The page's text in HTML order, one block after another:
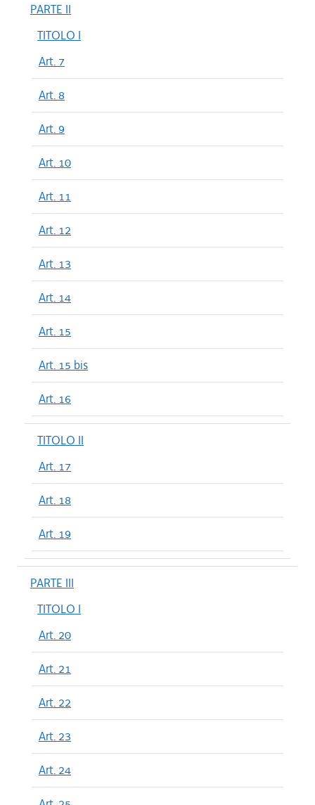
PARTE II
TITOLO I
Art. 7
Art. 8
Art. 9
Art. 10
Art. 11
Art. 12
Art. 13
Art. 14
Art. 15
Art. 15 bis
Art. 16
TITOLO II
Art. 17
Art. 18
Art. 19
PARTE III
TITOLO I
Art. 20
Art. 21
Art. 22
Art. 23
Art. 24